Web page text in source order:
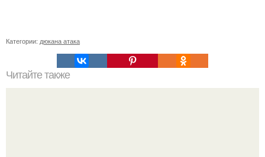
Категории: дюкана атака
Читайте также